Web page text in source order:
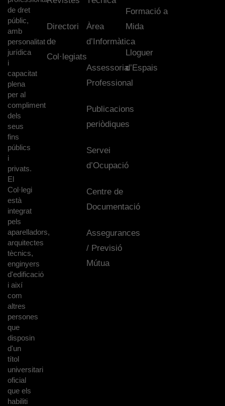
de dret
públic,
amb
personalitat
jurídica
i
capacitat
plena
per al
compliment
dels
seus
fins
públics
i
privats.
El
Col·legi
està
integrat
pels
aparelladors,
arquitectes
tècnics,
enginyers
d'edificació
i així
com
altres
persones
que
disposin
d'un
títol
universitari
oficial
que els
habiliti
Directori
de
Col·legiats
Àrea
d’Informàtica
Assessoria
Professional
Publicacions
periòdiques
Servei
d’Ocupació
Centre de
Documentació
Assegurances
/ Previsió
Mútua
Formació a
Mida
Lloguer
d’Espais